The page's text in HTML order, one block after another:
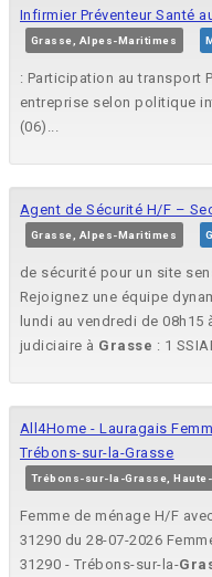
Infirmier Préventeur Santé
Grasse, Alpes-Maritimes
: Participation au transport
entreprise selon politique
(06)...
Agent de Sécurité H/F –
Grasse, Alpes-Maritimes
de sécurité pour un site
Rejoignez une équipe
lundi au vendredi de 08h15
judiciaire à Grasse : 1
All4Home - Lauragais
Trébons-sur-la-Grasse
Trébons-sur-la-Grasse,
Femme de ménage H/F
31290 du 28-07-2026
31290 - Trébons-sur-la-